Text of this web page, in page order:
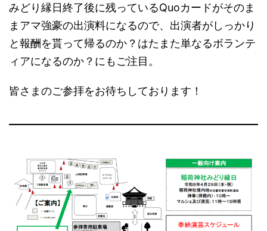
みどり縁日終了後に残っているQuoカードがそのま
まアマ強豪の出演料になるので、出演者がしっかり
と報酬を貰って帰るのか？はたまた単なるボランテ
ィアになるのか？にもご注目。
皆さまのご参拝をお待ちしております！